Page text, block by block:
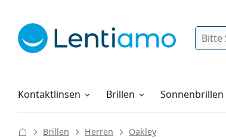
Suche
Kontaktlinsen
Pflegemittel Brillen Sonnenbrillen
Alles über den Einkauf
Brillen Herren Oakley